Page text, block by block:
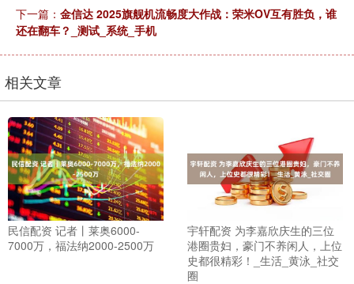
下一篇： 金信达 2025旗舰机流畅度大作战：荣米OV互有胜负，谁
还在翻车？_测试_系统_手机
相关文章
民信配资 记者丨莱奥6000-
7000万，福法纳2000-2500万
宇轩配资 为李嘉欣庆生的三位
港圈贵妇，豪门不养闲人，上位
史都很精彩！_生活_黄泳_社交
圈